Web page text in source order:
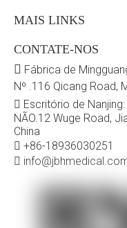
MAIS LINKS
CONTATE-NOS
 Fábrica de
Nº .116 Qicang Road,
 Escritório de Nanjing:
NÃO.12 Wuge Road,
China
 +86-18936030251
